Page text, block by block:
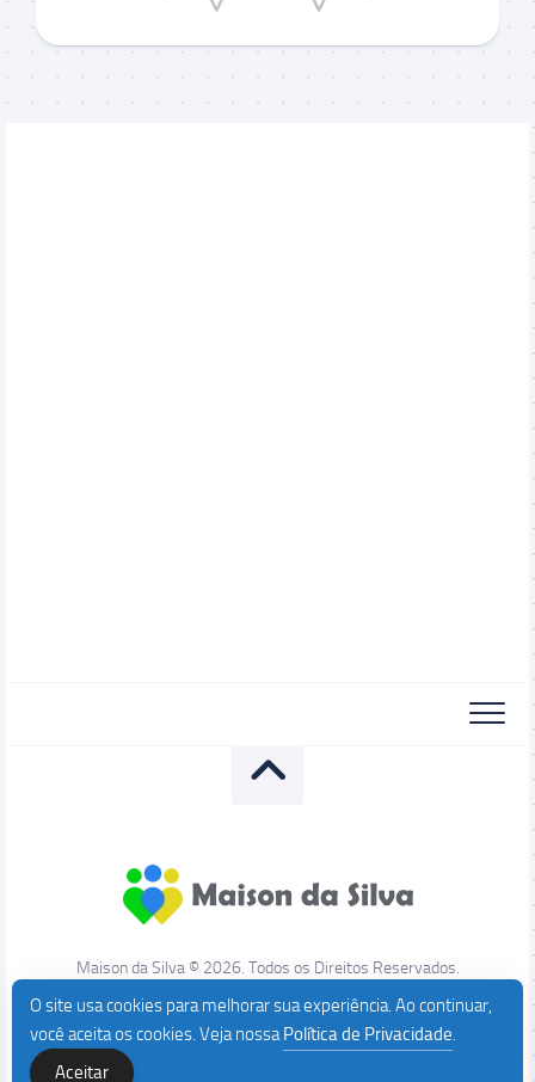
Maison da Silva © 2026. Todos os Direitos Reservados.
O site usa cookies para melhorar sua experiência. Ao continuar,
você aceita os cookies. Veja nossaPolítica de Privacidade.
Aceitar